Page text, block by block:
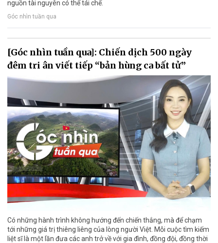
nguồn tài nguyên có thể tái chế.
Góc nhìn tuần qua
[Góc nhìn tuần qua]: Chiến dịch 500 ngày
đêm tri ân viết tiếp “bản hùng ca bất tử”
Có những hành trình không hướng đến chiến thắng, mà để chạm
tới những giá trị thiêng liêng của lòng người Việt. Mỗi cuộc tìm kiếm
liệt sĩ là một lần đưa các anh trở về với gia đình, đồng đội, đồng thời